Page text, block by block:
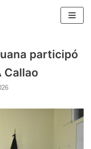
participó
Callao